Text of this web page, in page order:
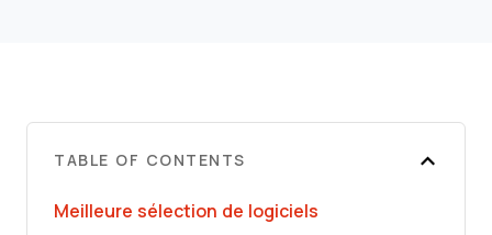
TABLE OF CONTENTS
Meilleure sélection de logiciels